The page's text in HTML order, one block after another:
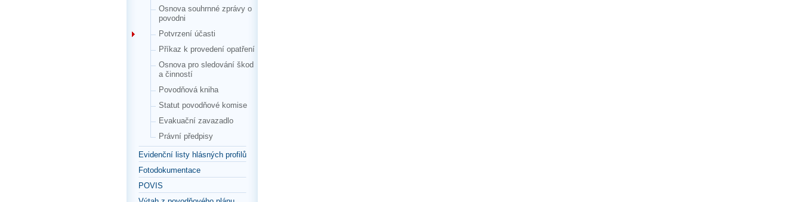
Osnova souhrnné zprávy o
povodni
Potvrzení účasti
Příkaz k provedení opatření
Osnova pro sledování škod
a činností
Povodňová kniha
Statut povodňové komise
Evakuační zavazadlo
Právní předpisy
Evidenční listy hlásných profilů
Fotodokumentace
POVIS